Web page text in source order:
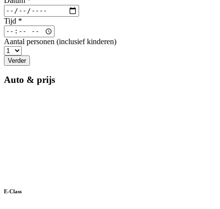
Tijd *
Aantal personen (inclusief kinderen)
Verder
Auto & prijs
E-Class